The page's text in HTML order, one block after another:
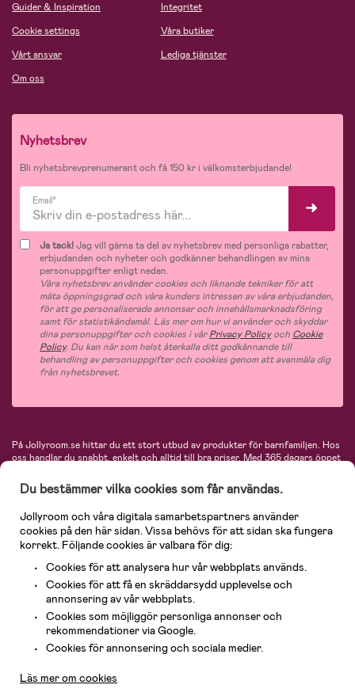
Guider & Inspiration
Cookie settings
Vårt ansvar
Om oss
Integritet
Våra butiker
Lediga tjänster
Nyhetsbrev
Bli nyhetsbrevprenumerant och få 150 kr i välkomsterbjudande!
Email*
Ja tack!Jag vill gärna ta del av nyhetsbrev med personliga rabatter,
erbjudanden och nyheter och godkänner behandlingen av mina
personuppgifter enligt nedan.
Våra nyhetsbrev använder cookies och liknande tekniker för att
mäta öppningsgrad och våra kunders intressen av våra erbjudanden,
för att ge personaliserade annonser och innehållsmarknadsföring
samt för statistikändamål. Läs mer om hur vi använder och skyddar
dina personuppgifter och cookies i vårPrivacy Policyoch Cookie
Policy. Du kan när som helst återkalla ditt godkännande till
behandling av personuppgifter och cookies genom att avanmäla dig
från nyhetsbrevet.
På Jollyroom.se hittar du ett stort utbud av produkter för barnfamiljen. Hos
oss handlar du snabbt, enkelt och alltid till bra priser. Med 365 dagars öppet
hos oss. I vårt sortiment hittar du barnvagnar, bilstolar, kläder för barn och
baby, produkter för mamman, massor av inspirerande inredning, leksaker,
varumärken så som Britax, Maxi-Cosi, Baby Jogger, BabyBjörn, Didriksons,
KidKraft, Ergobaby, Philips Avent, Neonate, Cybex, LEGO och många fler.
Välkommen in och kika runt i Nordens största barn- och babybutik på nätet!
Du bestämmer vilka cookies som får användas.
Jollyroom och våra digitala samarbetspartners använder
cookies på den här sidan. Vissa behövs för att sidan ska fungera
korrekt. Följande cookies är valbara för dig:
Cookies för att analysera hur vår webbplats används.
Cookies för att få en skräddarsydd upplevelse och
annonsering av vår webbplats.
Cookies som möjliggör personliga annonser och
rekommendationer via Google.
Cookies för annonsering och sociala medier.
Läs mer om cookies